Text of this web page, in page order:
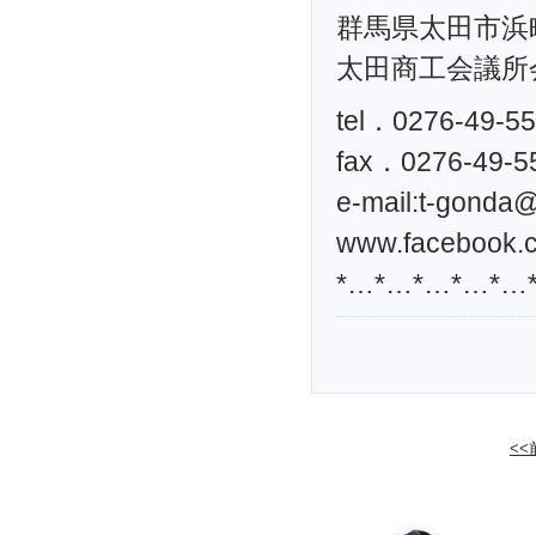
群馬県太田市
太田商工会議
tel．0276-49-
fax．0276-49-
e-mail:t-
<<